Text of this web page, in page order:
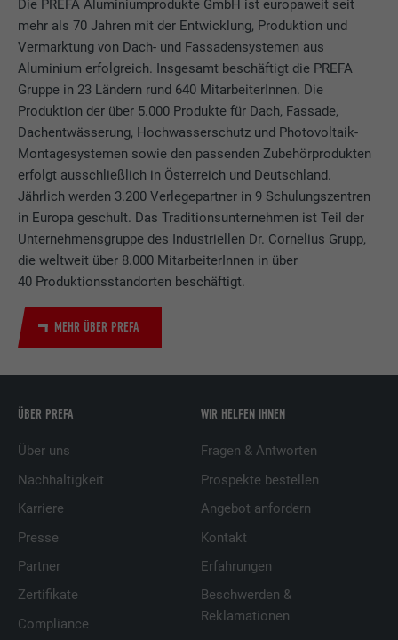
Die PREFA Aluminiumprodukte GmbH ist europaweit seit
mehr als 70 Jahren mit der Entwicklung, Produktion und
Vermarktung von Dach- und Fassadensystemen aus
Aluminium erfolgreich. Insgesamt beschäftigt die PREFA
Gruppe in 23 Ländern rund 640 MitarbeiterInnen. Die
Produktion der über 5.000 Produkte für Dach, Fassade,
Dachentwässerung, Hochwasserschutz und Photovoltaik-
Montagesystemen sowie den passenden Zubehörprodukten
erfolgt ausschließlich in Österreich und Deutschland.
Jährlich werden 3.200 Verlegepartner in 9 Schulungszentren
in Europa geschult. Das Traditionsunternehmen ist Teil der
Unternehmensgruppe des Industriellen Dr. Cornelius Grupp,
die weltweit über 8.000 MitarbeiterInnen in über
40 Produktionsstandorten beschäftigt.
MEHR ÜBER PREFA
ÜBER PREFA
Über uns
Nachhaltigkeit
Karriere
Presse
Partner
Zertifikate
Compliance
WIR HELFEN IHNEN
Fragen & Antworten
Prospekte bestellen
Angebot anfordern
Kontakt
Erfahrungen
Beschwerden &
Reklamationen